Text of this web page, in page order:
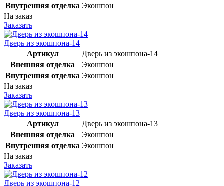
Внутренняя отделка Экошпон
На заказ
Заказать
Дверь из экошпона-14
Артикул
Дверь из экошпона-14
Внешняя отделка
Экошпон
Внутренняя отделка Экошпон
На заказ
Заказать
Дверь из экошпона-13
Артикул
Дверь из экошпона-13
Внешняя отделка
Экошпон
Внутренняя отделка Экошпон
На заказ
Заказать
Дверь из экошпона-12